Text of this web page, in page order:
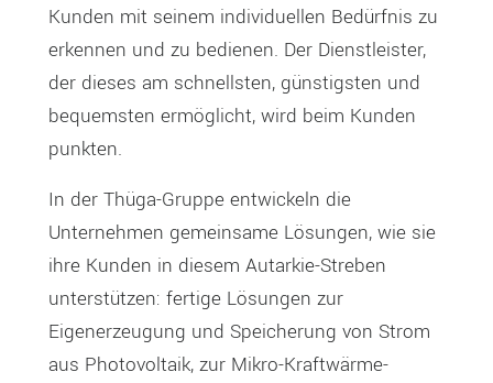
Kunden mit seinem individuellen Bedürfnis zu
erkennen und zu bedienen. Der Dienstleister,
der dieses am schnellsten, günstigsten und
bequemsten ermöglicht, wird beim Kunden
punkten.
In der Thüga-Gruppe entwickeln die
Unternehmen gemeinsame Lösungen, wie sie
ihre Kunden in diesem Autarkie-Streben
unterstützen: fertige Lösungen zur
Eigenerzeugung und Speicherung von Strom
aus Photovoltaik, zur Mikro-Kraftwärme-